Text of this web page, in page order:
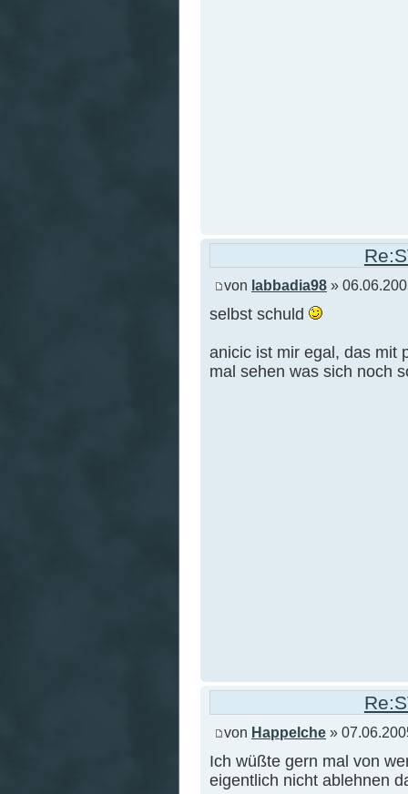
von labbadia98 »
selbst schuld
anicic ist mir egal, das mit
mal sehen was sich noch
von Happelche »
Ich wüßte gern mal von
eigentlich nicht ablehnen